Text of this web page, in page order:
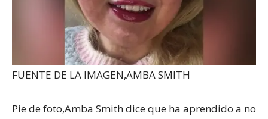
FUENTE DE LA IMAGEN,AMBA SMITH
Pie de foto,Amba Smith dice que ha aprendido a no